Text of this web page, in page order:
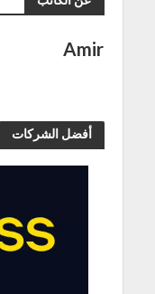
Amir
أفضل الشركات